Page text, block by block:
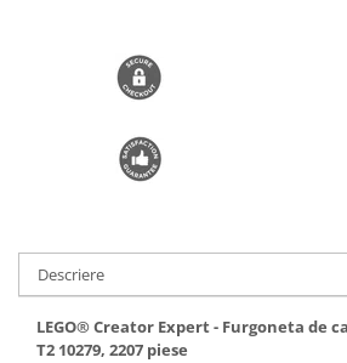
Descriere
LEGO® Creator Expert - Furgoneta de
T2 10279, 2207 piese